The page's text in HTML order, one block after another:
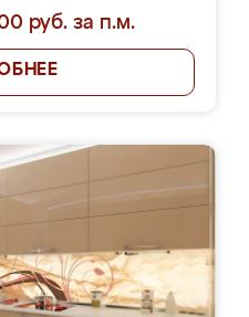
руб. за п.м.